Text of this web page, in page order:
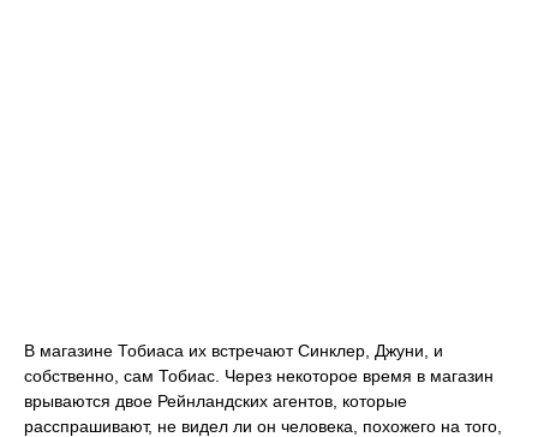
В магазине Тобиаса их встречают Синклер, Джуни, и
собственно, сам Тобиас. Через некоторое время в магазин
врываются двое Рейнландских агентов, которые
расспрашивают, не видел ли он человека, похожего на того,